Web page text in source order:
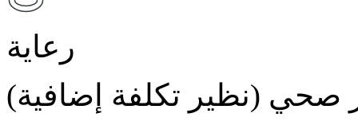
رعاية
صحي (نظير تكلفة إضافية)